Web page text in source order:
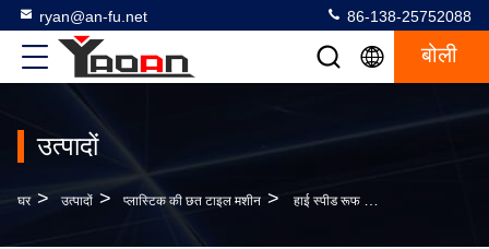
ryan@an-fu.net 86-138-25752088
बोली
उत्पादों
घर > उत्पादों > प्लास्टिक की छत टाइल मशीन > हाई स्पीड रूफ टाइल विनिर्माण मशीन, प्लास्टिक टाइल उत्पादन लाइन